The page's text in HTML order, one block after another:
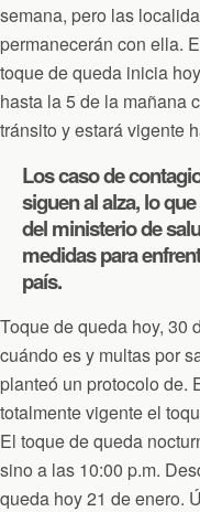
semana, pero las
permanecerán con ella.
toque de queda inicia
hasta la 5 de la mañana
tránsito y estará vigente
Los caso de
siguen al alza, lo
del ministerio de
medidas para
país.
Toque de queda hoy, 30
cuándo es y multas por
planteó un protocolo de.
totalmente vigente el
El toque de queda
sino a las 10:00 p.m.
queda hoy 21 de enero.